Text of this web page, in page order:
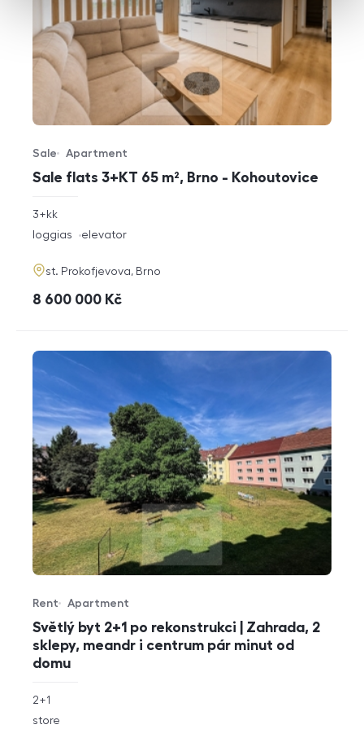
Sale flats 3+KT 65 m², Brno - Kohoutovice
Offer type
Sale
Property type
Apartment
rozměry
disposition
3+kk
funkce
loggias elevator
adresa
st. Prokofjevova, Brno
cena
8 600 000 Kč
Světlý byt 2+1 po rekonstrukci | Zahrada, 2
sklepy, meandr i centrum pár minut od
domu
Offer type
Rent
Property type
Apartment
rozměry
disposition
2+1
funkce
store